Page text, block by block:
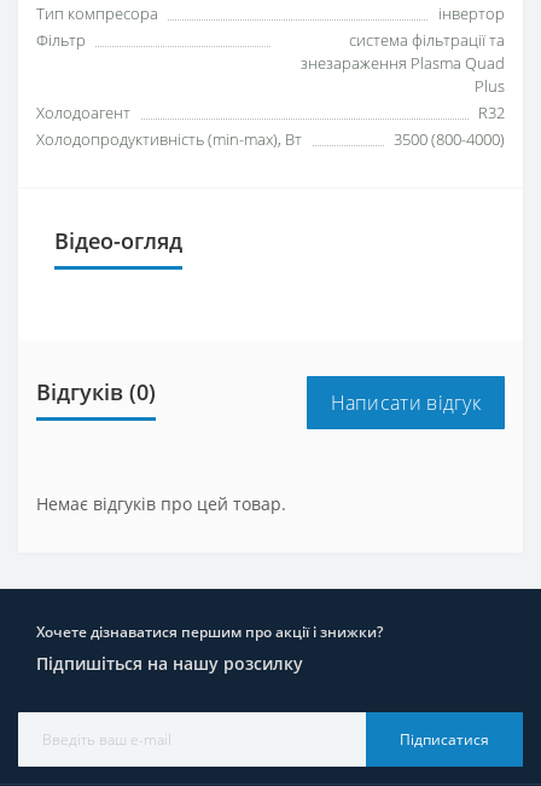
Тип компресора
інвертор
Фільтр
система фільтрації та
знезараження Plasma Quad
Plus
Холодоагент
R32
Холодопродуктивність (min-max), Вт
3500 (800-4000)
Відео-огляд
Відгуків (0) Написати відгук
Немає відгуків про цей товар.
Хочете дізнаватися першим про акції і знижки?
Підпишіться на нашу розсилку
Підписатися